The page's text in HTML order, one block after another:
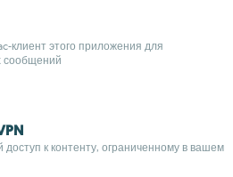
клиент этого приложения для
сообщений
доступ к контенту, ограниченному в вашем